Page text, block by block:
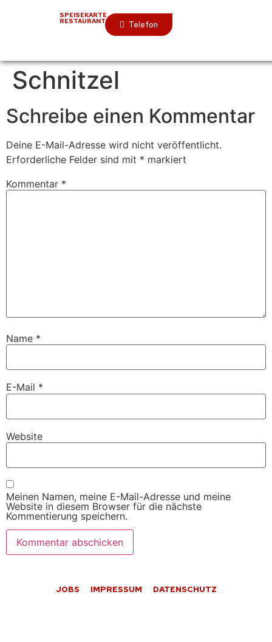
SPEISEKARTE
RESTAURANT Telefon
Schnitzel
Schreibe einen Kommentar
Deine E-Mail-Adresse wird nicht veröffentlicht.
Erforderliche Felder sind mit * markiert
Kommentar *
Name *
E-Mail *
Website
Meinen Namen, meine E-Mail-Adresse und meine
Website in diesem Browser für die nächste
Kommentierung speichern.
JOBS IMPRESSUM DATENSCHUTZ